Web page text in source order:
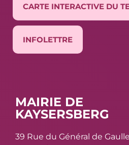
CARTE INTERACTIVE DU
INFOLETTRE
MAIRIE DE
KAYSERSBERG
39 Rue du Général de Gaulle